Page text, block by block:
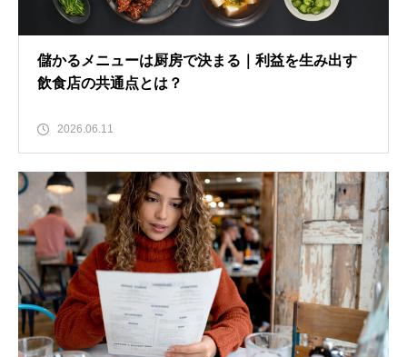
儲かるメニューは厨房で決まる｜利益を生み出す
飲食店の共通点とは？
2026.06.11